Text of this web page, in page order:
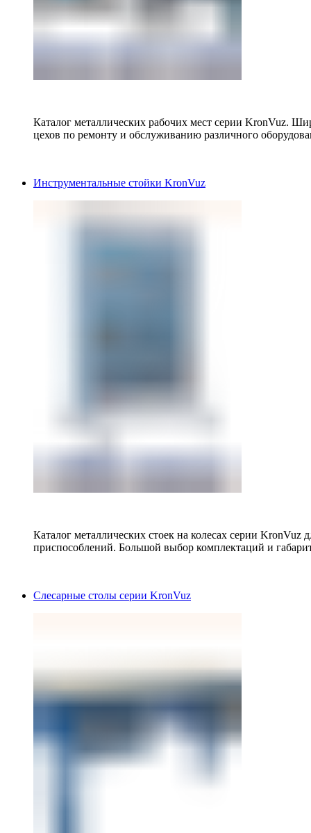
Каталог металлических рабочих мест серии KronVuz.
цехов по ремонту и обслуживанию различного
Инструментальные стойки KronVuz
Каталог металлических стоек на колесах серии KronVuz
приспособлений. Большой выбор комплектаций и
Слесарные столы серии KronVuz